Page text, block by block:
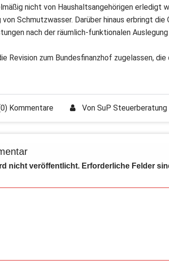
nicht von Haushaltsangehörigen erledigt
Schmutzwasser. Darüber hinaus erbringt
nach der räumlich-funktionalen
Revision zum Bundesfinanzhof zugelassen,
Kommentare Von SuP Steuerberatung
nicht veröffentlicht. Erforderliche Felder